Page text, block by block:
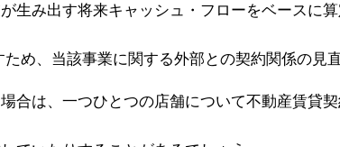
生み出す将来キャッシュ・フローをベースに
め、当該事業に関する外部との契約関係の見直
合は、一つひとつの店舗について不動産賃貸